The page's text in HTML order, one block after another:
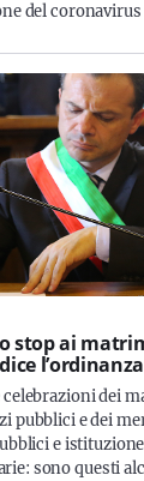
del
stop ai
celebrazioni dei
pubblici e dei
e
sono questi